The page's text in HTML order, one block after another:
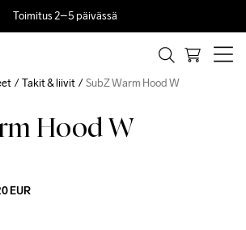
Toimitus 2–5 päivässä
Hood W
EUR
Takit & liivit SubZ Warm Hood W